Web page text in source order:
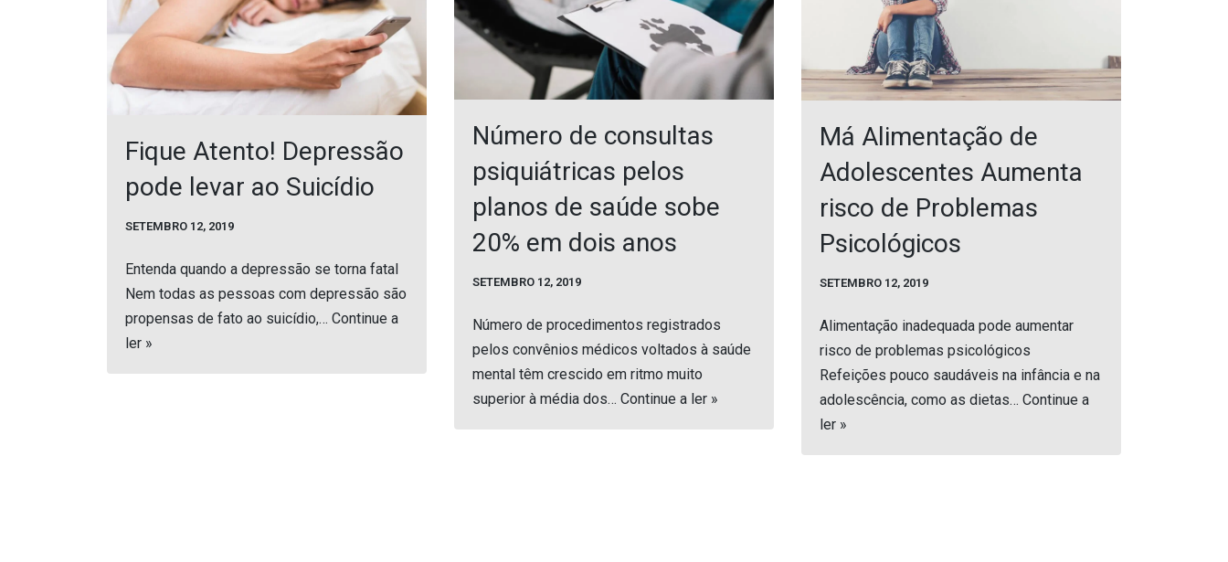
Fique Atento! Depressão
pode levar ao Suicídio
SETEMBRO 12, 2019
Entenda quando a depressão se torna fatal
Nem todas as pessoas com depressão são
propensas de fato ao suicídio,… Continue a
ler »
Número de consultas
psiquiátricas pelos
planos de saúde sobe
20% em dois anos
SETEMBRO 12, 2019
Número de procedimentos registrados
pelos convênios médicos voltados à saúde
mental têm crescido em ritmo muito
superior à média dos… Continue a ler »
Má Alimentação de
Adolescentes Aumenta
risco de Problemas
Psicológicos
SETEMBRO 12, 2019
Alimentação inadequada pode aumentar
risco de problemas psicológicos
Refeições pouco saudáveis na infância e na
adolescência, como as dietas… Continue a
ler »